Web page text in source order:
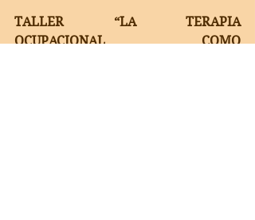
TALLER “LA TERAPIA
OCUPACIONAL COMO